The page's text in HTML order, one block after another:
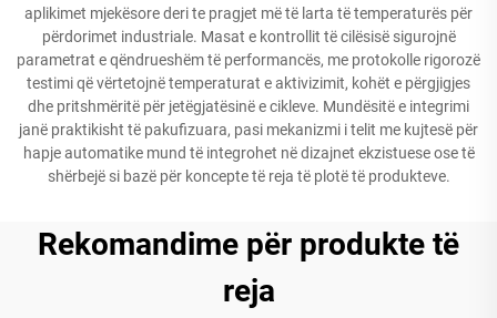
aplikimet mjekësore deri te pragjet më të larta të temperaturës për
përdorimet industriale. Masat e kontrollit të cilësisë sigurojnë
parametrat e qëndrueshëm të performancës, me protokolle rigorozë
testimi që vërtetojnë temperaturat e aktivizimit, kohët e përgjigjes
dhe pritshmëritë për jetëgjatësinë e cikleve. Mundësitë e integrimi
janë praktikisht të pakufizuara, pasi mekanizmi i telit me kujtesë për
hapje automatike mund të integrohet në dizajnet ekzistuese ose të
shërbejë si bazë për koncepte të reja të plotë të produkteve.
Rekomandime për produkte të
reja